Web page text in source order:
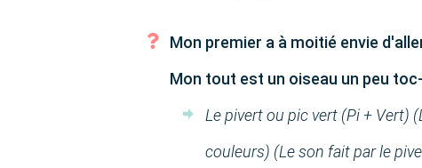
Mon premier a à moitié envie
Mon tout est un oiseau un peu
Le pivert ou pic vert (Pi + Vert)
couleurs) (Le son fait par le